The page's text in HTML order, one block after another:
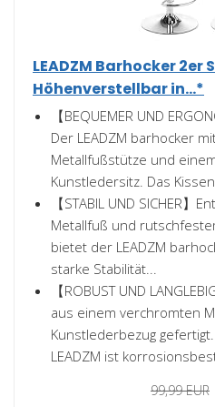
LEADZM Barhocker 2er
Höhenverstellbar in...*
【BEQUEMER UND
Der LEADZM barhocker
Metallfußstütze und
Kunstledersitz. Das
【STABIL UND SICHER
Metallfuß und
bietet der LEADZM
starke Stabilität...
【ROBUST UND
aus einem verchromten
Kunstlederbezug
LEADZM ist
99,99 EUR